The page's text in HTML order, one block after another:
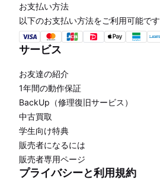
お支払い方法
以下のお支払い方法をご利用可能です
サービス
お友達の紹介
1年間の動作保証
BackUp（修理復旧サービス）
中古買取
学生向け特典
販売者になるには
販売者専用ページ
プライバシーと利用規約